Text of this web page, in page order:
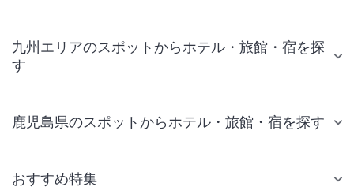
九州エリアのスポットからホテル・旅館・宿を探
す
鹿児島県のスポットからホテル・旅館・宿を探す
おすすめ特集